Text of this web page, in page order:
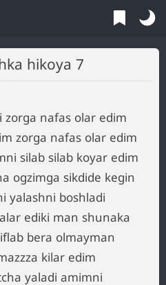
hikoya 7
zorga nafas olar edim
zorga nafas olar edim
silab silab koyar edim
ogzimga sikdide kegin
yalashni boshladi
ediki man shunaka
bera olmayman
kilar edim
yaladi amimni